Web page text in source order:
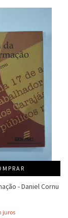
- Daniel Cornu
juros